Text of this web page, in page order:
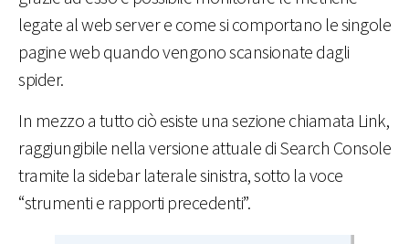
legate al web server e come si comportano le singole
pagine web quando vengono scansionate dagli
spider.
In mezzo a tutto ciò esiste una sezione chiamata Link,
raggiungibile nella versione attuale di Search Console
tramite la sidebar laterale sinistra, sotto la voce
“strumenti e rapporti precedenti”.